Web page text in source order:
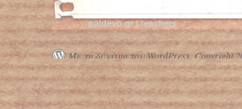
Μαθητές υποχρεούνται να
πάνω στα θρανία!
paidevo.gr | teachers
Με τη δύναμη του WordPress. Copyright